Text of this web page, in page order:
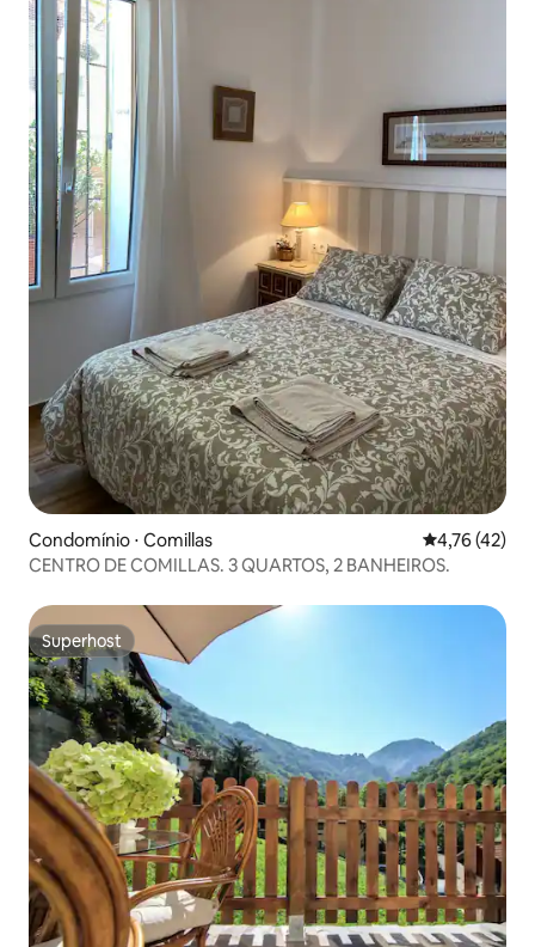
Condomínio ⋅ Comillas 4,76 de uma
4,76 (42)
CENTRO DE COMILLAS. 3 QUARTOS, 2 BANHEIROS.
Superhost
Superhost